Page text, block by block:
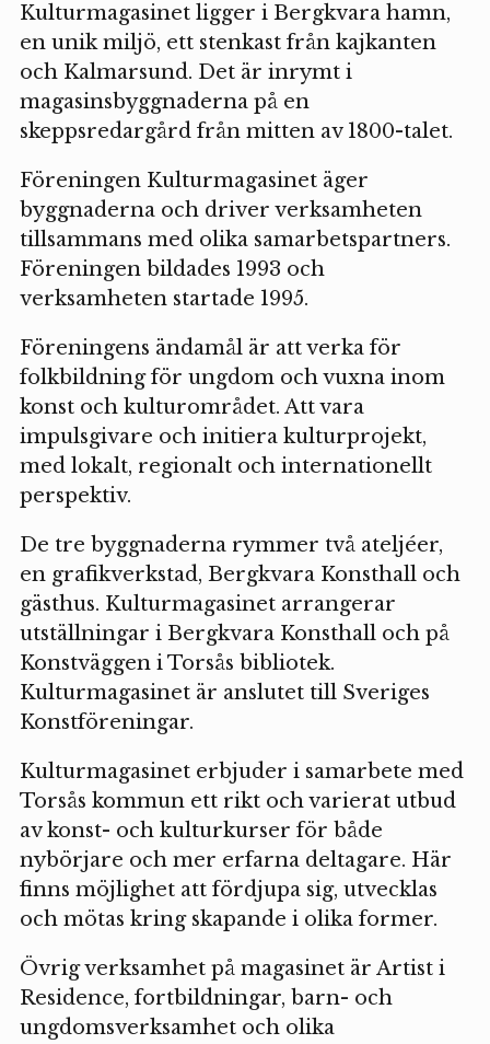
Kulturmagasinet ligger i Bergkvara hamn,
en unik miljö, ett stenkast från kajkanten
och Kalmarsund. Det är inrymt i
magasinsbyggnaderna på en
skeppsredargård från mitten av 1800-talet.
Föreningen Kulturmagasinet äger
byggnaderna och driver verksamheten
tillsammans med olika samarbetspartners.
Föreningen bildades 1993 och
verksamheten startade 1995.
Föreningens ändamål är att verka för
folkbildning för ungdom och vuxna inom
konst och kulturområdet. Att vara
impulsgivare och initiera kulturprojekt,
med lokalt, regionalt och internationellt
perspektiv.
De tre byggnaderna rymmer två ateljéer,
en grafikverkstad, Bergkvara Konsthall och
gästhus. Kulturmagasinet arrangerar
utställningar i Bergkvara Konsthall och på
Konstväggen i Torsås bibliotek.
Kulturmagasinet är anslutet till Sveriges
Konstföreningar.
Kulturmagasinet erbjuder i samarbete med
Torsås kommun ett rikt och varierat utbud
av konst- och kulturkurser för både
nybörjare och mer erfarna deltagare. Här
finns möjlighet att fördjupa sig, utvecklas
och mötas kring skapande i olika former.
Övrig verksamhet på magasinet är Artist i
Residence, fortbildningar, barn- och
ungdomsverksamhet och olika